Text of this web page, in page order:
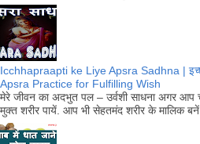
Icchhapraapti ke Liye Apsra Sadhna |
Apsra Practice for Fulfilling Wish
मेरे जीवन का अदभुत पल – उर्वशी साधना अगर आप
मुक्त शरीर पायें. आप भी सेहतमंद शरीर के मालिक